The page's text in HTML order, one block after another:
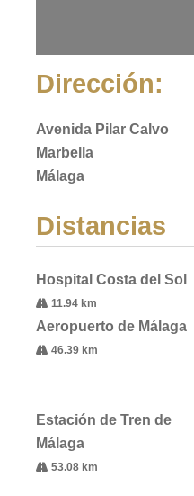
Dirección:
Avenida Pilar Calvo
Marbella
Málaga
Distancias
Hospital Costa del Sol
11.94 km
Aeropuerto de Málaga
46.39 km
Estación de Tren de
Málaga
53.08 km